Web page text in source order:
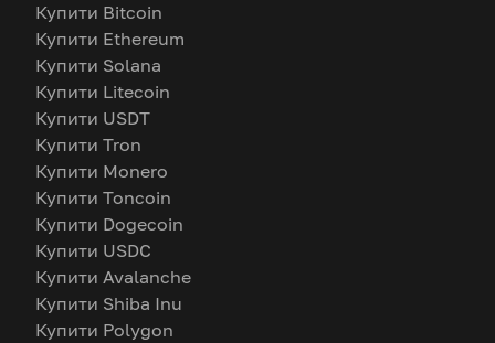
Купити Bitcoin
Купити Ethereum
Купити Solana
Купити Litecoin
Купити USDT
Купити Tron
Купити Monero
Купити Toncoin
Купити Dogecoin
Купити USDC
Купити Avalanche
Купити Shiba Inu
Купити Polygon